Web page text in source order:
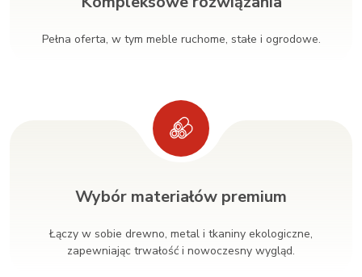
Pełna oferta, w tym meble ruchome, stałe i ogrodowe.
Wybór materiałów premium
Łączy w sobie drewno, metal i tkaniny ekologiczne,
zapewniając trwałość i nowoczesny wygląd.